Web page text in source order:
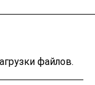
файлов.